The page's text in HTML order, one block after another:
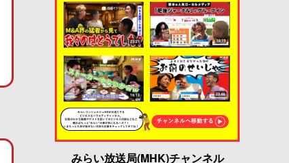
みらい放送局(MHK)チャンネル